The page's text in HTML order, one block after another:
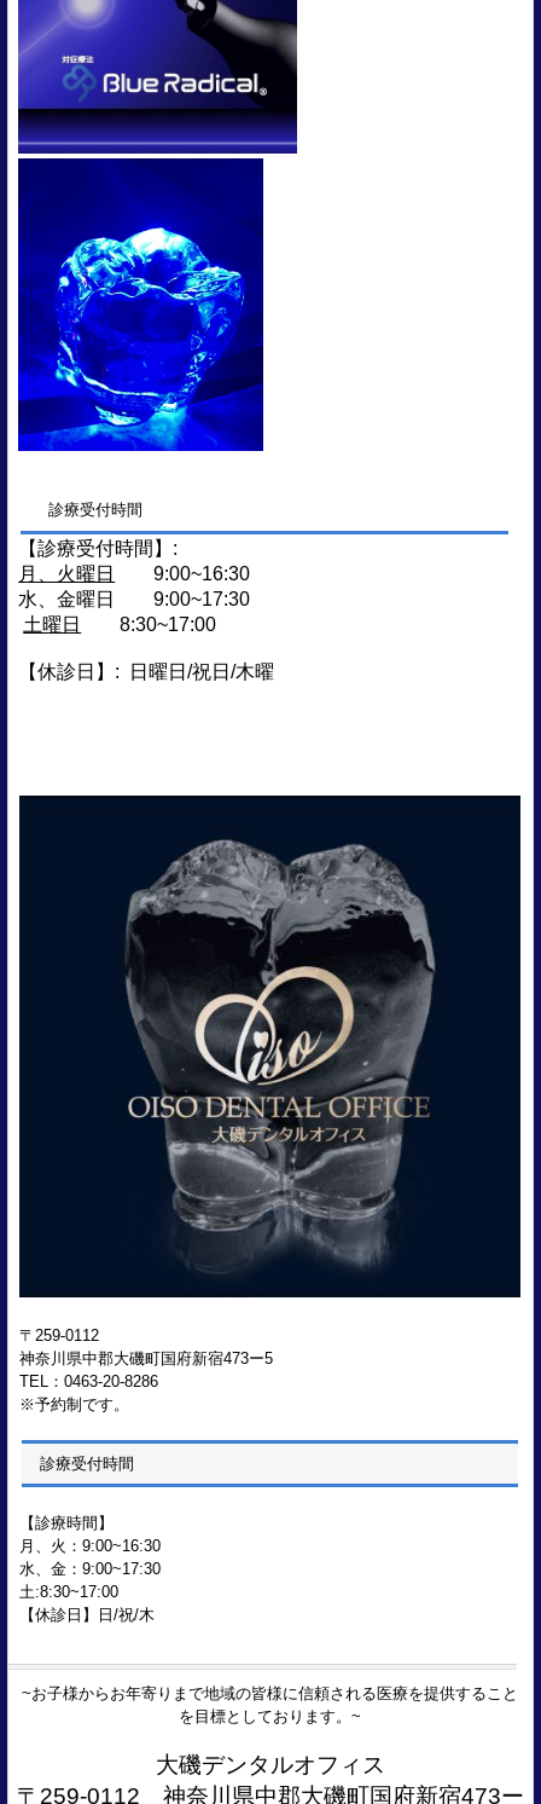
診療受付時間
【診療受付時間】:
月、火曜日
9:00~16:30
水、金曜日
9:00~17:30
土曜日
8:30~17:00
【休診日】: 日曜日/祝日/木曜
〒259-0112
神奈川県中郡大磯町国府新宿473ー5
TEL：0463-20-8286
※予約制です。
診療受付時間
【診療時間】
月、火：9:00~16:30
水、金 ：9:00~17:30
土:8:30~17:00
【休診日】日/祝/木
~お子様からお年寄りまで地域の皆様に信頼される医療を提供すること
を目標としております。~
大磯デンタルオフィス
〒259-0112 神奈川県中郡大磯町国府新宿473ー